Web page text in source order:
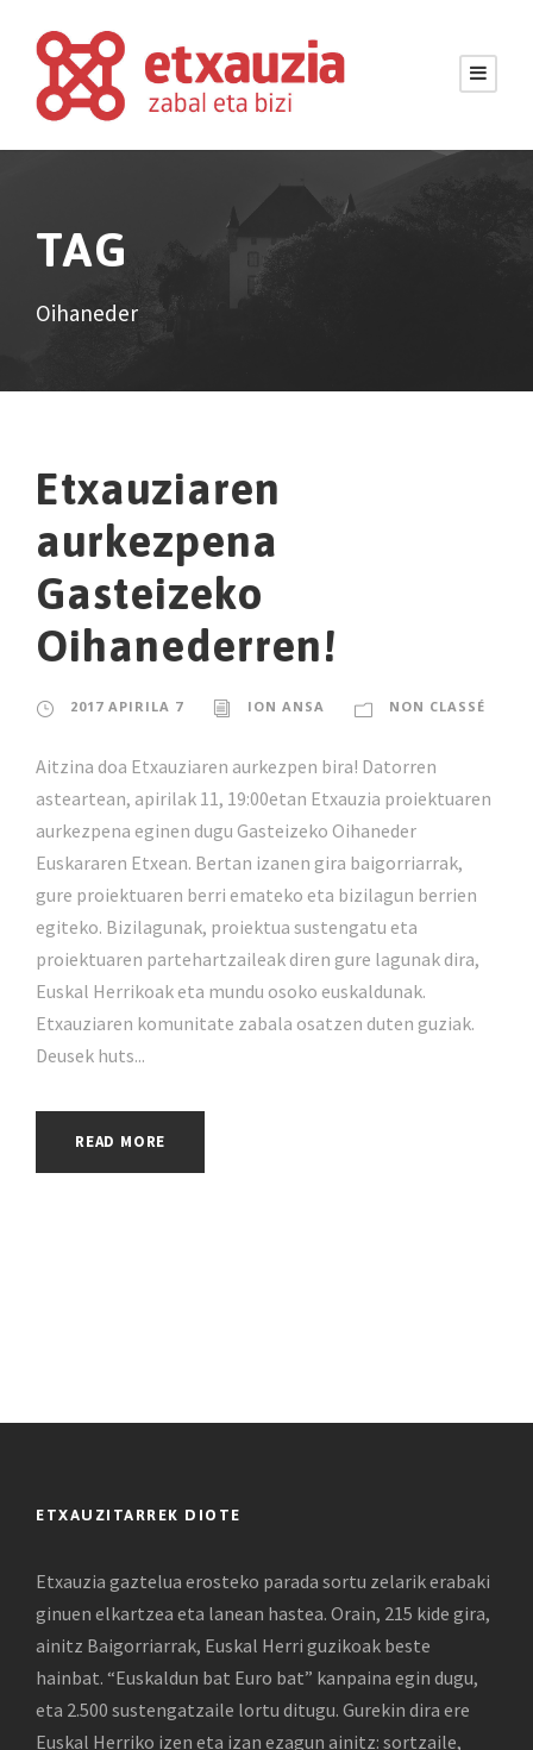
TAG
Oihaneder
Etxauziaren
aurkezpena
Gasteizeko
Oihanederren!
2017 APIRILA 7 ION ANSA NON CLASSÉ
Aitzina doa Etxauziaren aurkezpen bira! Datorren
asteartean, apirilak 11, 19:00etan Etxauzia proiektuaren
aurkezpena eginen dugu Gasteizeko Oihaneder
Euskararen Etxean. Bertan izanen gira baigorriarrak,
gure proiektuaren berri emateko eta bizilagun berrien
egiteko. Bizilagunak, proiektua sustengatu eta
proiektuaren partehartzaileak diren gure lagunak dira,
Euskal Herrikoak eta mundu osoko euskaldunak.
Etxauziaren komunitate zabala osatzen duten guziak.
Deusek huts...
READ MORE
ETXAUZITARREK DIOTE
Etxauzia gaztelua erosteko parada sortu zelarik erabaki
ginuen elkartzea eta lanean hastea. Orain, 215 kide gira,
ainitz Baigorriarrak, Euskal Herri guzikoak beste
hainbat. “Euskaldun bat Euro bat” kanpaina egin dugu,
eta 2.500 sustengatzaile lortu ditugu. Gurekin dira ere
Euskal Herriko izen eta izan ezagun ainitz: sortzaile,